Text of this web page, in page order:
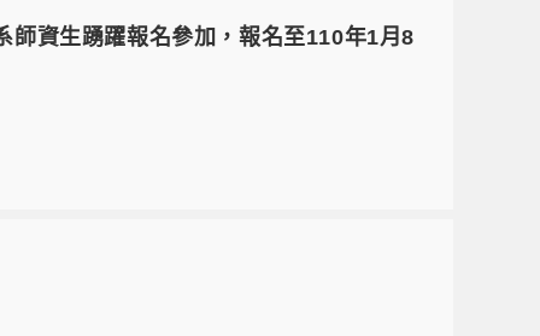
資生踴躍報名參加，報名至110年1月8